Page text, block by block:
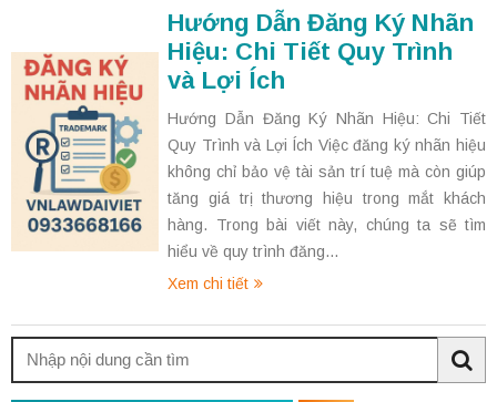
Hướng Dẫn Đăng Ký Nhãn
Hiệu: Chi Tiết Quy Trình
và Lợi Ích
Hướng Dẫn Đăng Ký Nhãn Hiệu: Chi Tiết
Quy Trình và Lợi Ích Việc đăng ký nhãn hiệu
không chỉ bảo vệ tài sản trí tuệ mà còn giúp
tăng giá trị thương hiệu trong mắt khách
hàng. Trong bài viết này, chúng ta sẽ tìm
hiểu về quy trình đăng...
Xem chi tiết
kiếm: